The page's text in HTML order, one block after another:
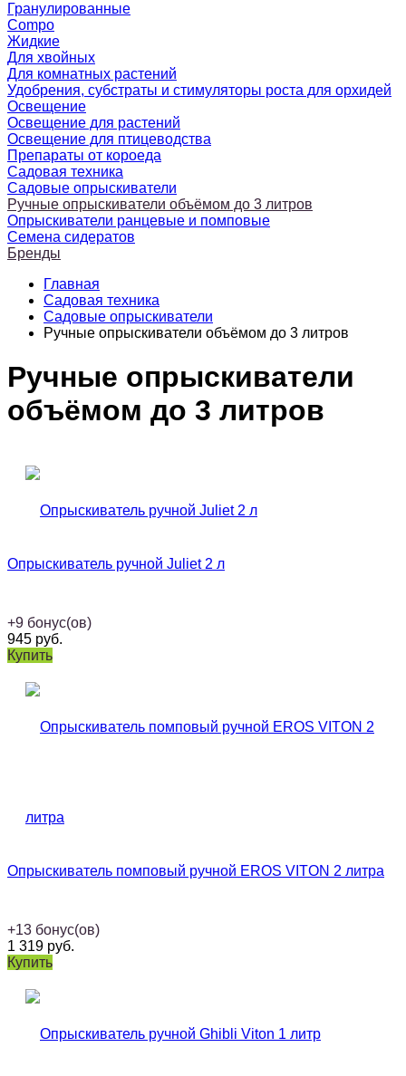
Гранулированные
Compo
Жидкие
Для хвойных
Для комнатных растений
Удобрения, субстраты и стимуляторы роста для орхидей
Освещение
Освещение для растений
Освещение для птицеводства
Препараты от короеда
Садовая техника
Садовые опрыскиватели
Ручные опрыскиватели объёмом до 3 литров
Опрыскиватели ранцевые и помповые
Семена сидератов
Бренды
Главная
Садовая техника
Садовые опрыскиватели
Ручные опрыскиватели объёмом до 3 литров
Ручные опрыскиватели
объёмом до 3 литров
Опрыскиватель ручной Juliet 2 л
+9 бонус(ов)
945 руб.
Купить
Опрыскиватель помповый ручной EROS VITON 2 литра
+13 бонус(ов)
1 319 руб.
Купить